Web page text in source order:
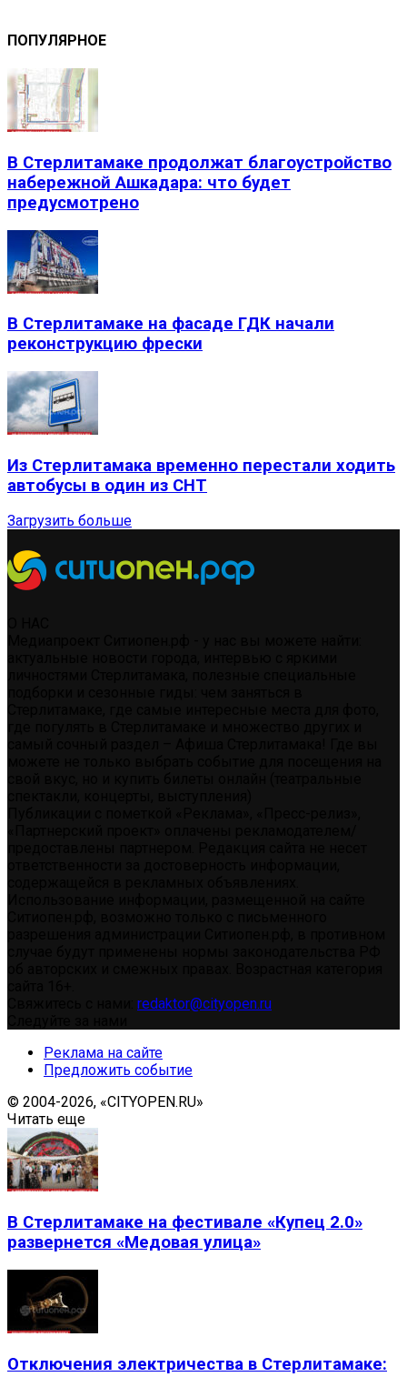
ПОПУЛЯРНОЕ
В Стерлитамаке продолжат благоустройство
набережной Ашкадара: что будет
предусмотрено
В Стерлитамаке на фасаде ГДК начали
реконструкцию фрески
Из Стерлитамака временно перестали ходить
автобусы в один из СНТ
Загрузить больше
redaktor@cityopen.ru
Реклама на сайте
Предложить событие
© 2004-2026, «CITYOPEN.RU»
Читать еще
В Стерлитамаке на фестивале «Купец 2.0»
развернется «Медовая улица»
Отключения электричества в Стерлитамаке: